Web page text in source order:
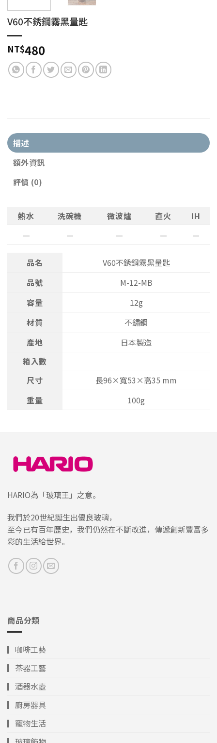
V60不銹鋼霧黑量匙
NT$480
描述
額外資訊
評價 (0)
熱水 洗碗機 微波爐 直火
IH
—
— — — —
品名
V60不銹鋼霧黑量匙
品號
M-12-MB
容量
12g
材質
不鏽鋼
產地
日本製造
箱入數
尺寸
長96×寬53×高35 mm
重量
100g
HARIO為「玻璃王」之意。
我們於20世紀誕生出優良玻璃，
至今已有百年歷史，我們仍然在不斷改進，傳遞創新豐富多
彩的生活給世界。
商品分類
▎咖啡工藝
▎茶器工藝
▎酒器水壺
▎廚房器具
▎寵物生活